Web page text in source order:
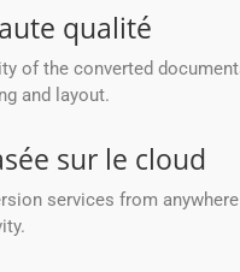
qualité
of the converted
and layout.
sur le cloud
services from